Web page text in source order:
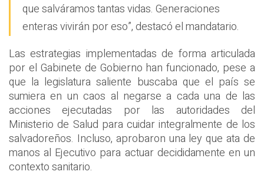
que salváramos tantas vidas. Generaciones
enteras vivirán por eso”, destacó el mandatario.
Las estrategias implementadas de forma articulada
por el Gabinete de Gobierno han funcionado, pese a
que la legislatura saliente buscaba que el país se
sumiera en un caos al negarse a cada una de las
acciones ejecutadas por las autoridades del
Ministerio de Salud para cuidar integralmente de los
salvadoreños. Incluso, aprobaron una ley que ata de
manos al Ejecutivo para actuar decididamente en un
contexto sanitario.